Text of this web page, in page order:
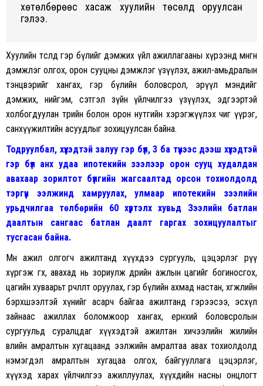
хөтөлбөрөөс хасаж хуулийн төсөлд оруулсан
гэлээ.
Хуулийн төсөлд гэр бүлийг дэмжих үйл ажиллагааны хүрээнд мөнгөн
дэмжлэг олгох, орон сууцны дэмжлэг үзүүлэх, ажил-амьдралын
тэнцвэрийг хангах, гэр бүлийн боловсрол, эрүүл мэндийг
дэмжих, нийгэм, сэтгэл зүйн үйлчилгээ үзүүлэх, эдгээртэй
холбогдуулан төрийн болон орон нутгийн хэрэгжүүлэх чиг үүрэг,
санхүүжилтийн асуудлыг зохицуулсан байна.
Тодруулбал, хүүхэдтэй залуу гэр бүл, 3 ба түүнээс дээш хүүхэдтэй
гэр бүл анх удаа ипотекийн зээлээр орон сууц худалдан
авахаар зорилтот бүлгийн жагсаалтад орсон тохиолдолд
тэргүүн ээлжинд хамруулах, улмаар ипотекийн зээлийн
урьдчилгаа төлбөрийн 60 хүртэлх хувьд Зээлийн батлан
даалтын сангаас батлан даалт гаргах зохицуулалтыг
тусгасан байна.
Мөн ажил олгогч ажилтанд хүүхдээ сургууль, цэцэрлэг рүү
хүргэж өгөх, авахад нь зориулж өдрийн ажлын цагийг богиносгох,
цагийн хуваарьт өөрчлөлт оруулах, гэр бүлийн ахмад настан, хөгжлийн
бэрхшээлтэй хүнийг асарч байгаа ажилтанд гэрээсээ, эсхүл
зайнаас ажиллах боломжоор хангах, ерөнхий боловсролын
сургуульд суралцдаг хүүхэдтэй ажилтан хичээлийн жилийн
өвлийн амралтын хугацаанд ээлжийн амралтаа авах тохиолдолд
нэмэгдэл амралтын хугацаа олгох, байгууллага цэцэрлэг,
хүүхэд харах үйлчилгээ ажиллуулах, хүүхдийн насны онцлогт